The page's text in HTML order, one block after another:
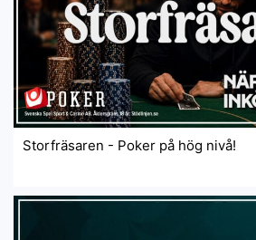
Storfräsaren - Poker på hög nivå!